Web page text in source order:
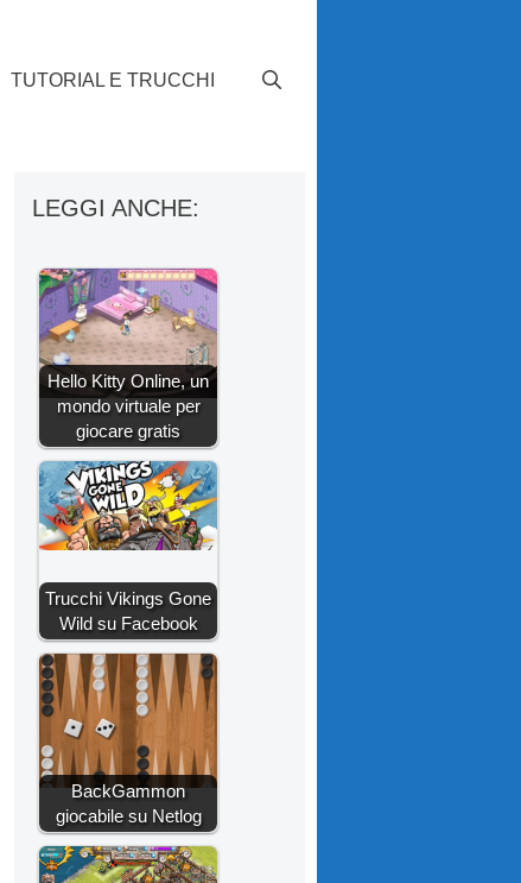
TUTORIAL E TRUCCHI
LEGGI ANCHE:
Hello Kitty Online, un
mondo virtuale per
giocare gratis
Trucchi Vikings Gone
Wild su Facebook
BackGammon
giocabile su Netlog